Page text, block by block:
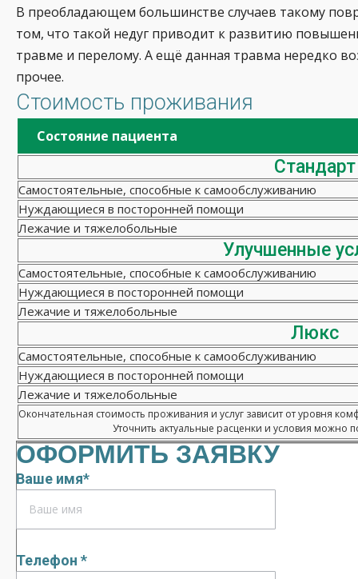
В преобладающем большинстве случаев такому
том, что такой недуг приводит к развитию
травме и перелому. А ещё данная травма нередко
прочее.
Стоимость проживания
Состояние пациента
Стандарт
Самостоятельные, способные к самообслуживанию
Нуждающиеся в посторонней помощи
Лежачие и тяжелобольные
Улучшенные
Самостоятельные, способные к самообслуживанию
Нуждающиеся в посторонней помощи
Лежачие и тяжелобольные
Люкс
Самостоятельные, способные к самообслуживанию
Нуждающиеся в посторонней помощи
Лежачие и тяжелобольные
Окончательная стоимость проживания и услуг зависит от уровня
Уточнить актуальные расценки и условия можно
ОФОРМИТЬ ЗАЯВКУ
Ваше имя*
Телефон *